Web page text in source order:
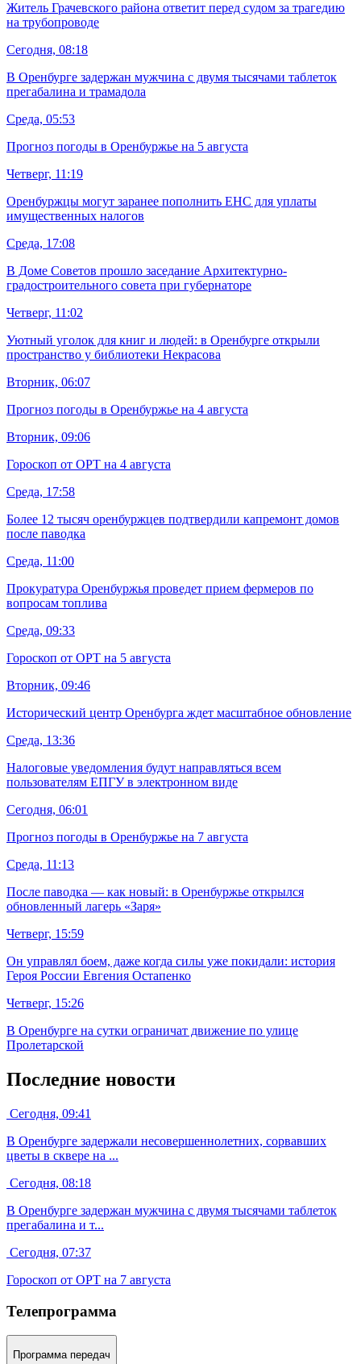
Житель Грачевского района ответит перед судом за трагедию
на трубопроводе
Сегодня, 08:18
В Оренбурге задержан мужчина с двумя тысячами таблеток
прегабалина и трамадола
Среда, 05:53
Прогноз погоды в Оренбуржье на 5 августа
Четверг, 11:19
Оренбуржцы могут заранее пополнить ЕНС для уплаты
имущественных налогов
Среда, 17:08
В Доме Советов прошло заседание Архитектурно-
градостроительного совета при губернаторе
Четверг, 11:02
Уютный уголок для книг и людей: в Оренбурге открыли
пространство у библиотеки Некрасова
Вторник, 06:07
Прогноз погоды в Оренбуржье на 4 августа
Вторник, 09:06
Гороскоп от ОРТ на 4 августа
Среда, 17:58
Более 12 тысяч оренбуржцев подтвердили капремонт домов
после паводка
Среда, 11:00
Прокуратура Оренбуржья проведет прием фермеров по
вопросам топлива
Среда, 09:33
Гороскоп от ОРТ на 5 августа
Вторник, 09:46
Исторический центр Оренбурга ждет масштабное обновление
Среда, 13:36
Налоговые уведомления будут направляться всем
пользователям ЕПГУ в электронном виде
Сегодня, 06:01
Прогноз погоды в Оренбуржье на 7 августа
Среда, 11:13
После паводка — как новый: в Оренбуржье открылся
обновленный лагерь «Заря»
Четверг, 15:59
Он управлял боем, даже когда силы уже покидали: история
Героя России Евгения Остапенко
Четверг, 15:26
В Оренбурге на сутки ограничат движение по улице
Пролетарской
Последние новости
Сегодня, 09:41
В Оренбурге задержали несовершеннолетних, сорвавших
цветы в сквере на ...
Сегодня, 08:18
В Оренбурге задержан мужчина с двумя тысячами таблеток
прегабалина и т...
Сегодня, 07:37
Гороскоп от ОРТ на 7 августа
Телепрограмма
Программа передач